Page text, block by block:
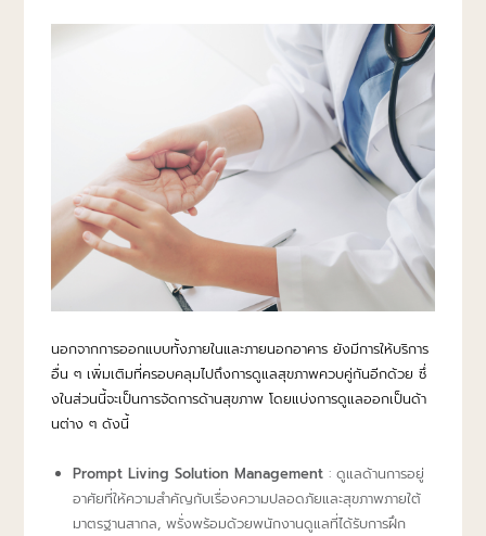
นอกจากการออกแบบทั้งภายในและภายนอกอาคาร ยังมีการให้บริการ
อื่น ๆ เพิ่มเติมที่ครอบคลุมไปถึงการดูแลสุขภาพควบคู่กันอีกด้วย ซึ่
งในส่วนนี้จะเป็นการจัดการด้านสุขภาพ โดยแบ่งการดูแลออกเป็นด้า
นต่าง ๆ ดังนี้
Prompt Living Solution Management : ดูแลด้านการอยู่
อาศัยที่ให้ความสำคัญกับเรื่องความปลอดภัยและสุขภาพภายใต้
มาตรฐานสากล, พรั่งพร้อมด้วยพนักงานดูแลที่ได้รับการฝึก